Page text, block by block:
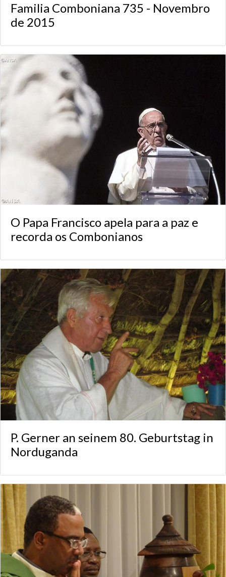
Familia Comboniana 735 - Novembro
de 2015
O Papa Francisco apela para a paz e
recorda os Combonianos
P. Gerner an seinem 80. Geburtstag in
Norduganda